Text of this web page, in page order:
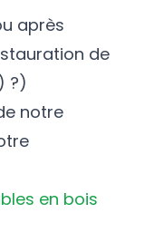
après
de
?)
notre
en bois